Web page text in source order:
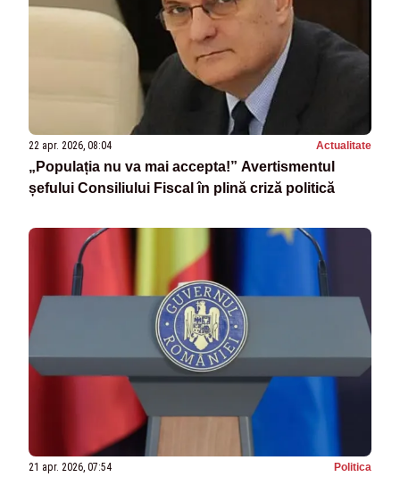
22 apr. 2026, 08:04 Actualitate
„Populația nu va mai accepta!” Avertismentul
șefului Consiliului Fiscal în plină criză politică
21 apr. 2026, 07:54 Politica